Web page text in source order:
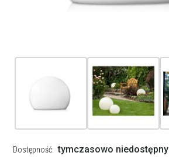
Dostępność: tymczasowo niedostępny